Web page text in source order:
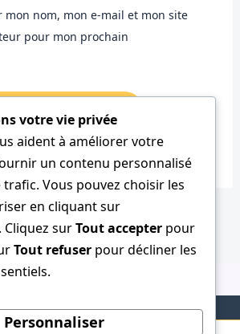
mon nom, mon e-mail et mon site
pour mon prochain
votre vie privée
aident à améliorer votre
un contenu personnalisé
trafic. Vous pouvez choisir les
en cliquant sur
. Cliquez surTout accepter pour
Tout refuser pour décliner les
Personnaliser